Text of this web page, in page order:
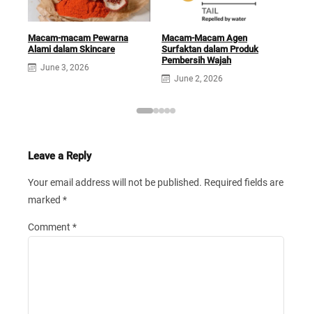
Macam-macam Pewarna
Alami dalam Skincare
June 3, 2026
Macam-Macam Agen
Surfaktan dalam Produk
Pembersih Wajah
June 2, 2026
Leave a Reply
Your email address will not be published. Required fields are
marked *
Comment *